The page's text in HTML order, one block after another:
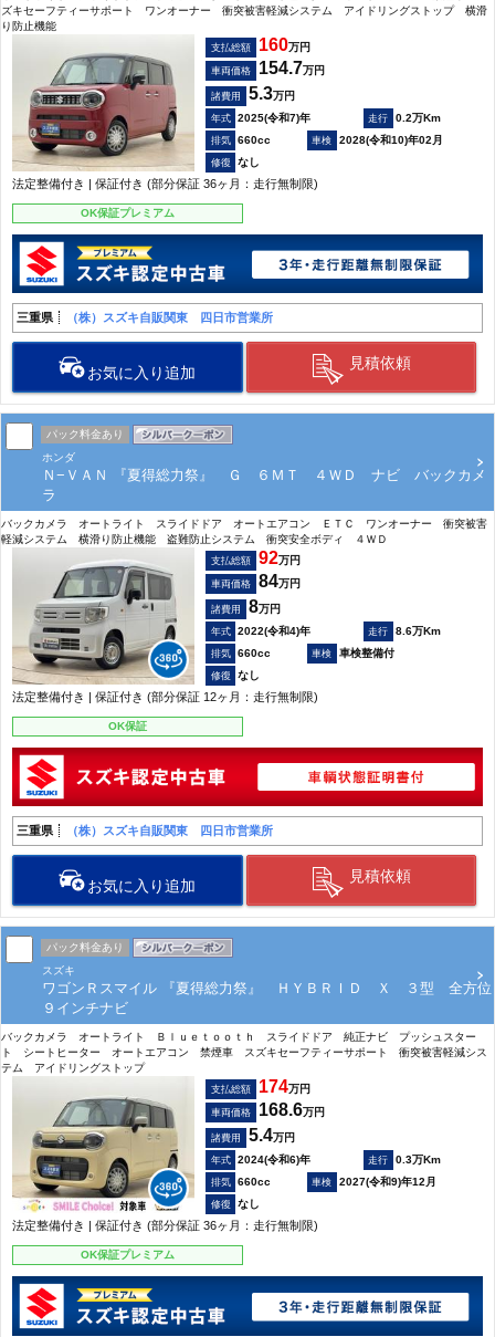
ズキセーフティーサポート ワンオーナー 衝突被害軽減システム アイドリングストップ 横滑
り防止機能
支払総額 160万円
車両価格 154.7万円
諸費用 5.3万円
2025(令和7)年
0.2万Km
660cc
2028(令和10)年02月
なし
法定整備付き | 保証付き (部分保証 36ヶ月：走行無制限)
OK保証プレミアム
三重県 （株）スズキ自販関東 四日市営業所
お気に入り追加
見積依頼
パック料金あり
ホンダ
Ｎ−ＶＡＮ 『夏得総力祭』 Ｇ ６ＭＴ ４ＷＤ ナビ バックカメ
ラ
バックカメラ オートライト スライドドア オートエアコン ＥＴＣ ワンオーナー 衝突被害
軽減システム 横滑り防止機能 盗難防止システム 衝突安全ボディ ４ＷＤ
支払総額 92万円
車両価格 84万円
諸費用 8万円
2022(令和4)年
8.6万Km
660cc
車検整備付
なし
法定整備付き | 保証付き (部分保証 12ヶ月：走行無制限)
OK保証
三重県 （株）スズキ自販関東 四日市営業所
お気に入り追加
見積依頼
パック料金あり
スズキ
ワゴンＲスマイル 『夏得総力祭』 ＨＹＢＲＩＤ Ｘ ３型 全方位
９インチナビ
バックカメラ オートライト Ｂｌｕｅｔｏｏｔｈ スライドドア 純正ナビ プッシュスター
ト シートヒーター オートエアコン 禁煙車 スズキセーフティーサポート 衝突被害軽減シス
テム アイドリングストップ
支払総額 174万円
車両価格 168.6万円
諸費用 5.4万円
2024(令和6)年
0.3万Km
660cc
2027(令和9)年12月
なし
法定整備付き | 保証付き (部分保証 36ヶ月：走行無制限)
OK保証プレミアム